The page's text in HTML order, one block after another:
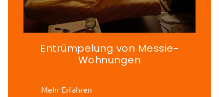
Entrümpelung von Messie-
Wohnungen
Mehr Erfahren